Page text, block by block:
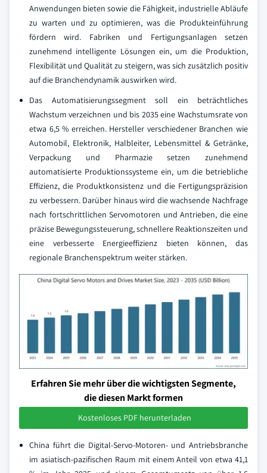
Anwendungen bieten sowie die Fähigkeit, industrielle Abläufe
zu warten und zu optimieren, was die Produkteinführung
fördern wird. Fabriken und Fertigungsanlagen setzen
zunehmend intelligente Lösungen ein, um die Produktion,
Flexibilität und Qualität zu steigern, was sich zusätzlich positiv
auf die Branchendynamik auswirken wird.
Das Automatisierungssegment soll ein beträchtliches
Wachstum verzeichnen und bis 2035 eine Wachstumsrate von
etwa 6,5 % erreichen. Hersteller verschiedener Branchen wie
Automobil, Elektronik, Halbleiter, Lebensmittel & Getränke,
Verpackung und Pharmazie setzen zunehmend
automatisierte Produktionssysteme ein, um die betriebliche
Effizienz, die Produktkonsistenz und die Fertigungspräzision
zu verbessern. Darüber hinaus wird die wachsende Nachfrage
nach fortschrittlichen Servomotoren und Antrieben, die eine
präzise Bewegungssteuerung, schnellere Reaktionszeiten und
eine verbesserte Energieeffizienz bieten können, das
regionale Branchenspektrum weiter stärken.
Erfahren Sie mehr über die wichtigsten Segmente,
die diesen Markt formen
Kostenloses PDF herunterladen
China führt die Digital-Servo-Motoren- und Antriebsbranche
im asiatisch-pazifischen Raum mit einem Anteil von etwa 41,1